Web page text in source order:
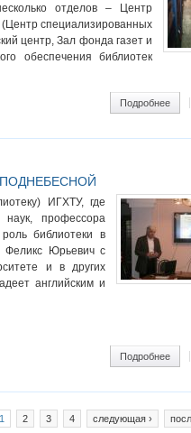
отделов – Центр
(Центр специализированных
центр, Зал фонда газет и
обеспечения библиотек
Подробнее о
ИГХТУ, где
наук, профессора
библиотеки в
Феликс Юрьевич с
и в других
английским и
Подробнее о
1 2 3 4 следующая ›